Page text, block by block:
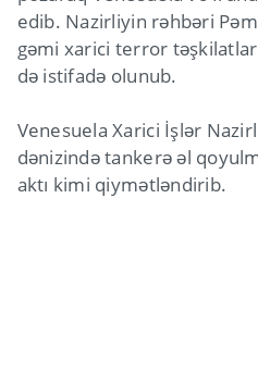
edib. Nazirliyin rəhbəri
gəmi xarici terror
də istifadə olunub.
Venesuela Xarici İşlər
dənizində tankerə əl
aktı kimi qiymətləndirib.